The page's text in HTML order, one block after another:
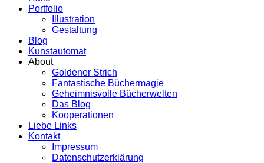
Portfolio
Illustration
Gestaltung
Blog
Kunstautomat
About
Goldener Strich
Fantastische Büchermagie
Geheimnisvolle Bücherwelten
Das Blog
Kooperationen
Liebe Links
Kontakt
Impressum
Datenschutzerklärung